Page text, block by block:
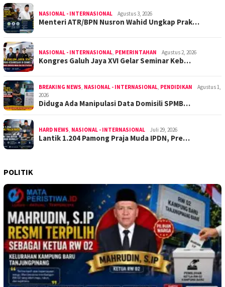
NASIONAL - INTERNASIONAL Agustus 3, 2026
Menteri ATR/BPN Nusron Wahid Ungkap Prak…
NASIONAL - INTERNASIONAL, PEMERINTAHAN Agustus 2, 2026
Kongres Galuh Jaya XVI Gelar Seminar Keb…
BREAKING NEWS, NASIONAL - INTERNASIONAL, PENDIDIKAN
Agustus 1,
2026
Diduga Ada Manipulasi Data Domisili SPMB…
HARD NEWS, NASIONAL - INTERNASIONAL Juli 29, 2026
Lantik 1.204 Pamong Praja Muda IPDN, Pre…
POLITIK